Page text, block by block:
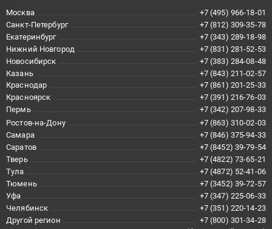
Москва
+7 (495) 966-18-01
Санкт-Петербург
+7 (812) 309-35-78
Екатеринбург
+7 (343) 289-18-98
Нижний Новгород
+7 (831) 281-52-53
Новосибирск
+7 (383) 284-08-48
Казань
+7 (843) 211-02-57
Краснодар
+7 (861) 201-25-33
Красноярск
+7 (391) 216-76-03
Пермь
+7 (342) 207-98-33
Ростов-на-Дону
+7 (863) 310-02-03
Самара
+7 (846) 375-94-33
Саратов
+7 (8452) 39-79-54
Тверь
+7 (4822) 73-65-21
Тула
+7 (4872) 52-41-06
Тюмень
+7 (3452) 39-72-57
Уфа
+7 (347) 225-06-33
Челябинск
+7 (351) 220-14-23
Другой регион
+7 (800) 301-34-28